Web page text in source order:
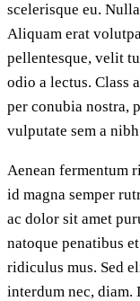
scelerisque eu.
Aliquam erat
pellentesque, velit
odio a lectus. Class
per conubia nostra,
vulputate sem a
Aenean fermentum
id magna semper
ac dolor sit amet
natoque penatibus
ridiculus mus. Sed
interdum nec, diam.